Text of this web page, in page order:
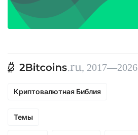
, 2017—2026
Криптовалютная Библия
Темы